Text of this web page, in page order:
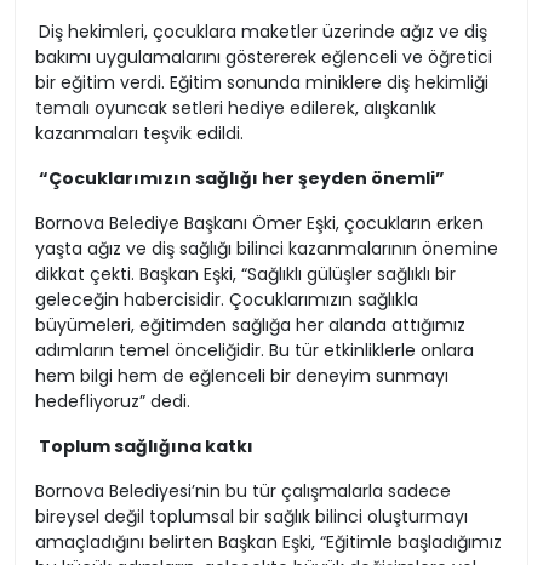
Diş hekimleri, çocuklara maketler üzerinde ağız ve diş
bakımı uygulamalarını göstererek eğlenceli ve öğretici
bir eğitim verdi. Eğitim sonunda miniklere diş hekimliği
temalı oyuncak setleri hediye edilerek, alışkanlık
kazanmaları teşvik edildi.
“Çocuklarımızın sağlığı her şeyden önemli”
Bornova Belediye Başkanı Ömer Eşki, çocukların erken
yaşta ağız ve diş sağlığı bilinci kazanmalarının önemine
dikkat çekti. Başkan Eşki, “Sağlıklı gülüşler sağlıklı bir
geleceğin habercisidir. Çocuklarımızın sağlıkla
büyümeleri, eğitimden sağlığa her alanda attığımız
adımların temel önceliğidir. Bu tür etkinliklerle onlara
hem bilgi hem de eğlenceli bir deneyim sunmayı
hedefliyoruz” dedi.
Toplum sağlığına katkı
Bornova Belediyesi’nin bu tür çalışmalarla sadece
bireysel değil toplumsal bir sağlık bilinci oluşturmayı
amaçladığını belirten Başkan Eşki, “Eğitimle başladığımız